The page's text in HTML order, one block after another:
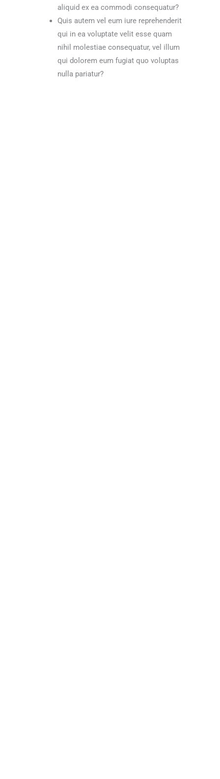
aliquid ex ea commodi consequatur?
Quis autem vel eum iure reprehenderit
qui in ea voluptate velit esse quam
nihil molestiae consequatur, vel illum
qui dolorem eum fugiat quo voluptas
nulla pariatur?